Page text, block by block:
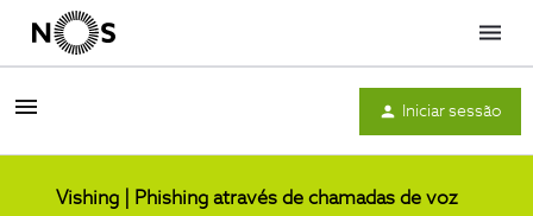
Menu
Iniciar sessão
Vishing | Phishing através de chamadas de voz